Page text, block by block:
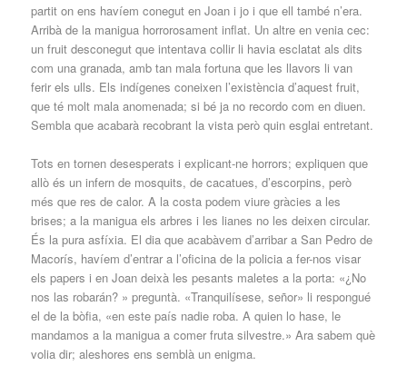
partit on ens havíem conegut en Joan i jo i que ell també n’era.
Arribà de la manigua horrorosament inflat. Un altre en venia cec:
un fruit desconegut que intentava collir li havia esclatat als dits
com una granada, amb tan mala fortuna que les llavors li van
ferir els ulls. Els indígenes coneixen l’existència d’aquest fruit,
que té molt mala anomenada; si bé ja no recordo com en diuen.
Sembla que acabarà recobrant la vista però quin esglai entretant.
Tots en tornen desesperats i explicant-ne horrors; expliquen que
allò és un infern de mosquits, de cacatues, d’escorpins, però
més que res de calor. A la costa podem viure gràcies a les
brises; a la manigua els arbres i les lianes no les deixen circular.
És la pura asfíxia. El dia que acabàvem d’arribar a San Pedro de
Macorís, havíem d’entrar a l’oficina de la policia a fer-nos visar
els papers i en Joan deixà les pesants maletes a la porta: «¿No
nos las robarán? » preguntà. «Tranquilísese, señor» li respongué
el de la bòfia, «en este país nadie roba. A quien lo hase, le
mandamos a la manigua a comer fruta silvestre.» Ara sabem què
volia dir; aleshores ens semblà un enigma.